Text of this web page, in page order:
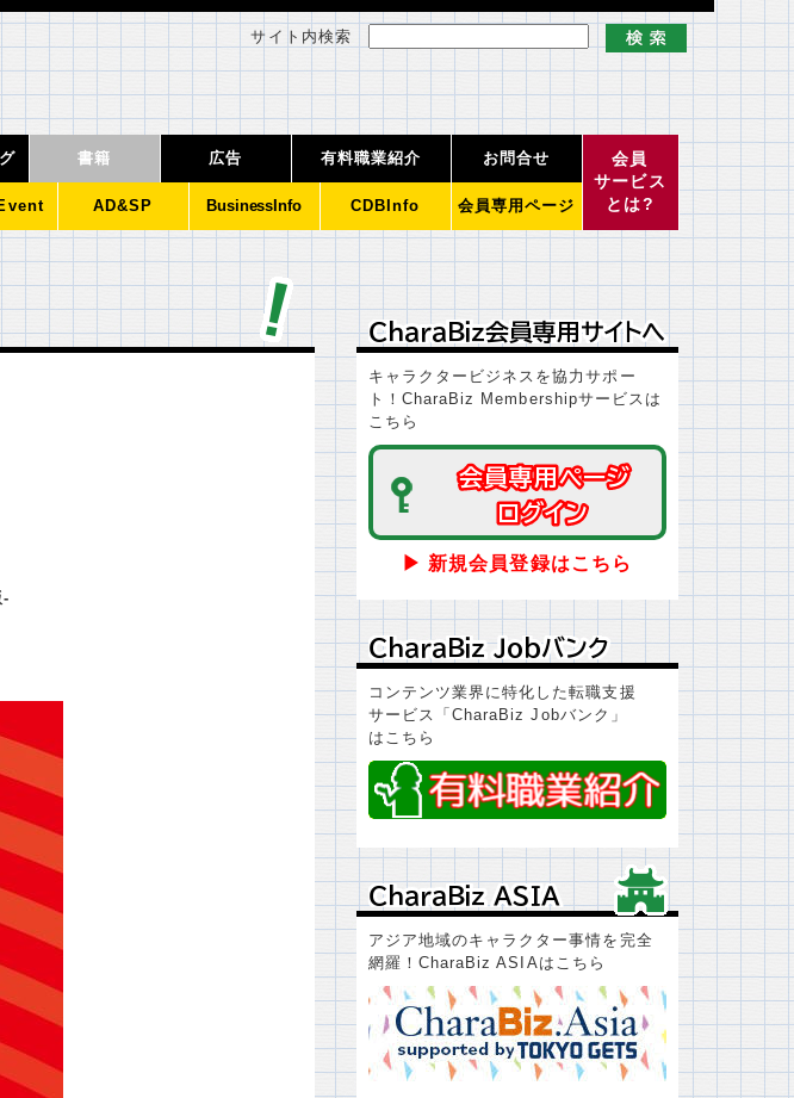
サイト内検索
書籍 広告 有料職業紹介 お問合せ
AD&SP BusinessInfo CDBInfo 会員専用ページ
会員
サービス
とは?
-
ＣｈａｒａＢｉｚ会員専用サイトへ
ＣｈａｒａＢｉｚ会員専用サイトへ
キャラクタービジネスを協力サポー
ト！CharaBiz Membershipサービスは
こちら
会員専用ページ
会員専用ページ
ログイン
ログイン
▶ 新規会員登録はこちら
ＣｈａｒａＢｉｚ Ｊｏｂバンク
ＣｈａｒａＢｉｚ Ｊｏｂバンク
コンテンツ業界に特化した転職支援
サービス「CharaBiz Jobバンク」
はこちら
ＣｈａｒａＢｉｚ ＡＳＩＡ
ＣｈａｒａＢｉｚ ＡＳＩＡ
アジア地域のキャラクター事情を完全
網羅！CharaBiz ASIAはこちら